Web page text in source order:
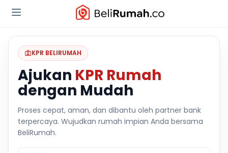
KPR BELIRUMAH
Ajukan KPR Rumah
dengan Mudah
Proses cepat, aman, dan dibantu oleh partner bank
terpercaya. Wujudkan rumah impian Anda bersama
BeliRumah.